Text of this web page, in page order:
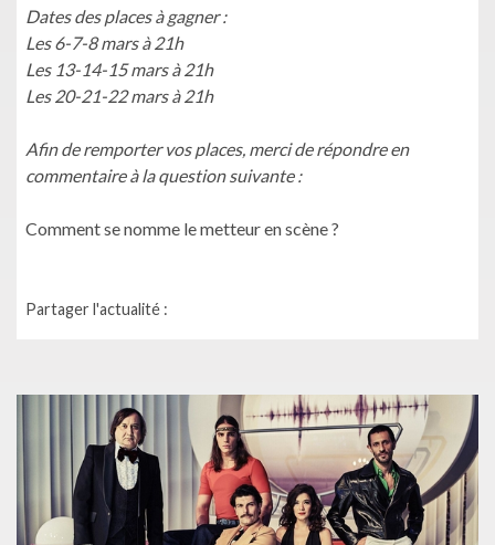
Dates des places à gagner :
Les 6-7-8 mars à 21h
Les 13-14-15 mars à 21h
Les 20-21-22 mars à 21h
Afin de remporter vos places, merci de répondre en
commentaire à la question suivante :
Comment se nomme le metteur en scène ?
Partager l'actualité :